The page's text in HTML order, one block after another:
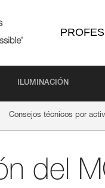
ILUMINACIÓN
Consejos técnicos por
del